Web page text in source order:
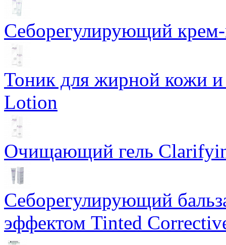
Себорегулирующий
Тоник для жирной кожи
Lotion
Очищающий гель
Себорегулирующий
эффектом Tinted